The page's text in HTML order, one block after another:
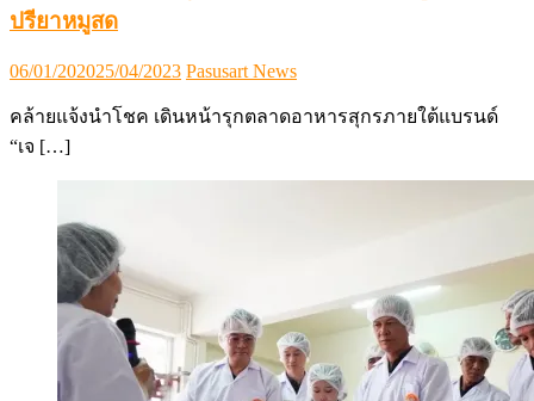
ปรียาหมูสด
Posted
06/01/202025/04/2023 Author
Pasusart News
คล้ายแจ้งนำโชค เดินหน้ารุกตลาดอาหารสุกรภายใต้แบรนด์
“เจ […]